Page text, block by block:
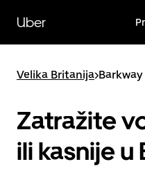
glavni
sadržaj
Uber
Velika Britanija>Barkway
Zatražite
ili kasnije u